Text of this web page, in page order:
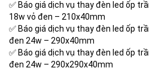
✅ Báo giá dịch vụ thay đèn led ốp
18w vỏ đen – 210x40mm
✅ Báo giá dịch vụ thay đèn led ốp
đen 24w – 290x40mm
✅ Báo giá dịch vụ thay đèn led ốp
đen 24w – 290x290x40mm